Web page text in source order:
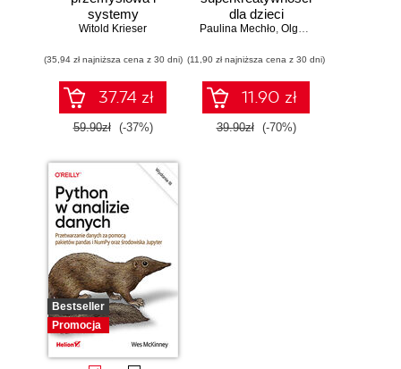
systemy
sterowania w
Witold Krieser
(35,94 zł najniższa cena z 30 dni)
37.74 zł
59.90zł (-37%)
dla dzieci
Paulina Mechło, Olga Geppert
(11,90 zł najniższa cena z 30 dni)
11.90 zł
39.90zł (-70%)
Bestseller
Promocja